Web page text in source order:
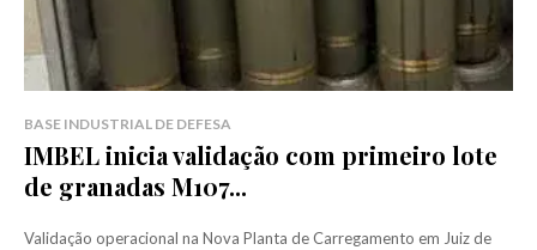
BASE INDUSTRIAL DE DEFESA
IMBEL inicia validação com primeiro lote
de granadas M107...
Validação operacional na Nova Planta de Carregamento em Juiz de